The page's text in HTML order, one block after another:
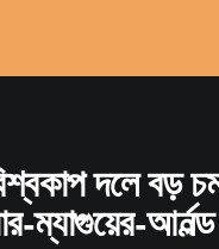
দলে বড়
ম্যাগুয়ের-আর্নল্ড